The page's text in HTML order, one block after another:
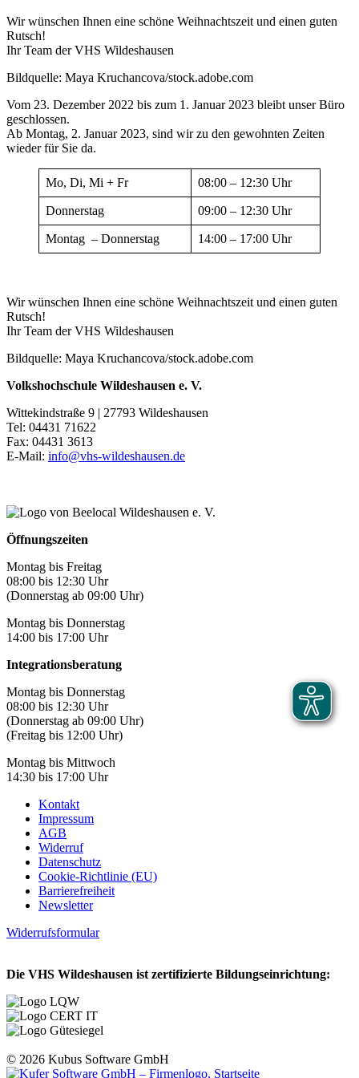
Wir wünschen Ihnen eine schöne Weihnachtszeit und einen guten
Rutsch!
Ihr Team der VHS Wildeshausen
Bildquelle: Maya Kruchancova/stock.adobe.com
Vom 23. Dezember 2022 bis zum 1. Januar 2023 bleibt unser Büro
geschlossen.
Ab Montag, 2. Januar 2023, sind wir zu den gewohnten Zeiten
wieder für Sie da.
Mo, Di, Mi + Fr 08:00 – 12:30 Uhr
Donnerstag 09:00 – 12:30 Uhr
Montag – Donnerstag 14:00 – 17:00 Uhr
Wir wünschen Ihnen eine schöne Weihnachtszeit und einen guten
Rutsch!
Ihr Team der VHS Wildeshausen
Bildquelle: Maya Kruchancova/stock.adobe.com
Volkshochschule Wildeshausen e. V.
Wittekindstraße 9 | 27793 Wildeshausen
Tel: 04431 71622
Fax: 04431 3613
E-Mail: info@vhs-wildeshausen.de
Öffnungszeiten
Montag bis Freitag
08:00 bis 12:30 Uhr
(Donnerstag ab 09:00 Uhr)
Montag bis Donnerstag
14:00 bis 17:00 Uhr
Integrationsberatung
Montag bis Donnerstag
08:00 bis 12:30 Uhr
(Donnerstag ab 09:00 Uhr)
(Freitag bis 12:00 Uhr)
Montag bis Mittwoch
14:30 bis 17:00 Uhr
Kontakt
Impressum
AGB
Widerruf
Datenschutz
Cookie-Richtlinie (EU)
Barrierefreiheit
Newsletter
Widerrufsformular
Die VHS Wildeshausen ist zertifizierte Bildungseinrichtung:
© 2026 Kubus Software GmbH